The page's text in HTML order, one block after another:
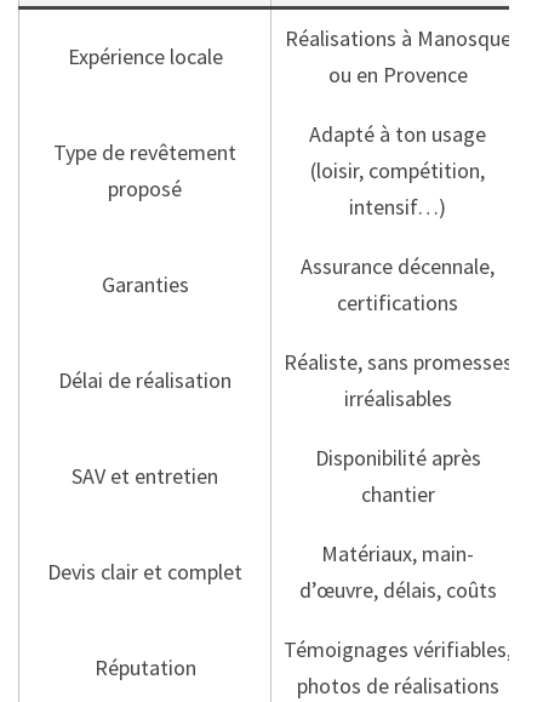
Expérience locale
Réalisations à Manosque
ou en Provence
Type de revêtement
proposé
Adapté à ton usage
(loisir, compétition,
intensif…)
Garanties
Assurance décennale,
certifications
Délai de réalisation
Réaliste, sans promesses
irréalisables
SAV et entretien
Disponibilité après
chantier
Devis clair et complet
Matériaux, main-
d’œuvre, délais, coûts
Réputation
Témoignages vérifiables,
photos de réalisations